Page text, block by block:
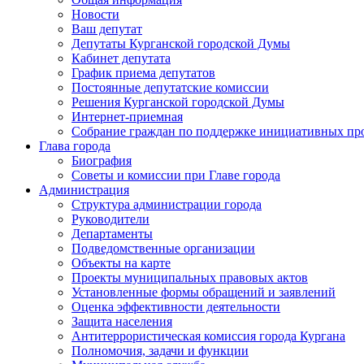
Новости
Ваш депутат
Депутаты Курганской городской Думы
Кабинет депутата
График приема депутатов
Постоянные депутатские комиссии
Решения Курганской городской Думы
Интернет-приемная
Собрание граждан по поддержке инициативных
Глава города
Биография
Советы и комиссии при Главе города
Администрация
Структура администрации города
Руководители
Департаменты
Подведомственные организации
Объекты на карте
Проекты муниципальных правовых актов
Установленные формы обращений и заявлений
Оценка эффективности деятельности
Защита населения
Антитеррористическая комиссия города Кургана
Полномочия, задачи и функции